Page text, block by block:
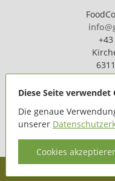
Diese Seite verwendet
Die genaue
unserer
Cookies